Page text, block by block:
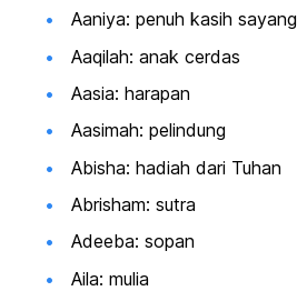
Aaniya: penuh kasih sayang
Aaqilah: anak cerdas
Aasia: harapan
Aasimah: pelindung
Abisha: hadiah dari Tuhan
Abrisham: sutra
Adeeba: sopan
Aila: mulia